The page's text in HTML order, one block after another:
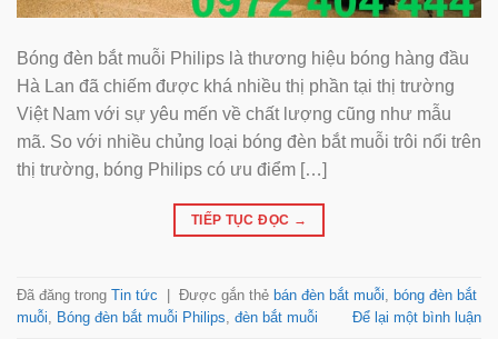
Bóng đèn bắt muỗi Philips là thương hiệu bóng hàng đầu
Hà Lan đã chiếm được khá nhiều thị phần tại thị trường
Việt Nam với sự yêu mến về chất lượng cũng như mẫu
mã. So với nhiều chủng loại bóng đèn bắt muỗi trôi nổi trên
thị trường, bóng Philips có ưu điểm […]
TIẾP TỤC ĐỌC →
Đã đăng trong Tin tức Được gắn thẻ bán đèn bắt muỗi, bóng đèn bắt
muỗi, Bóng đèn bắt muỗi Philips, đèn bắt muỗi Để lại một bình luận